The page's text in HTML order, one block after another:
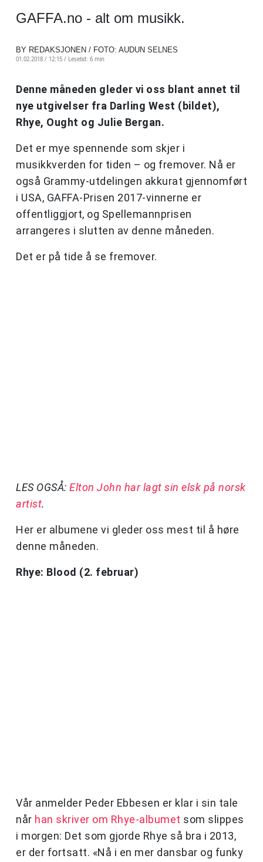
GAFFA.no - alt om musikk.
BY REDAKSJONEN / FOTO: AUDUN SELNES
01.02.2018 / 12:15 / Lesetid: 6 min
Denne måneden gleder vi oss blant annet til
nye utgivelser fra Darling West (bildet),
Rhye, Ought og Julie Bergan.
Det er mye spennende som skjer i
musikkverden for tiden – og fremover. Nå er
også Grammy-utdelingen akkurat gjennomført
i USA, GAFFA-Prisen 2017-vinnerne er
offentliggjort, og Spellemannprisen
arrangeres i slutten av denne måneden.
Det er på tide å se fremover.
LES OGSÅ: Elton John har lagt sin elsk på norsk
artist.
Her er albumene vi gleder oss mest til å høre
denne måneden.
Rhye: Blood (2. februar)
Vår anmelder Peder Ebbesen er klar i sin tale
når han skriver om Rhye-albumet som slippes
i morgen: Det som gjorde Rhye så bra i 2013,
er der fortsatt. «Nå i en mer dansbar og funky